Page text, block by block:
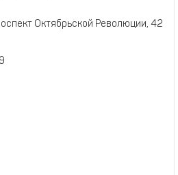
Октябрьской Революции, 42